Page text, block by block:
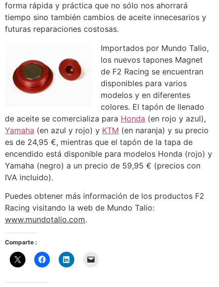
forma rápida y práctica que no sólo nos ahorrará
tiempo sino también cambios de aceite innecesarios y
futuras reparaciones costosas.
Importados por Mundo Talio,
los nuevos tapones Magnet
de F2 Racing se encuentran
disponibles para varios
modelos y en diferentes
colores. El tapón de llenado
de aceite se comercializa para Honda (en rojo y azul),
Yamaha (en azul y rojo) y KTM (en naranja) y su precio
es de 24,95 €, mientras que el tapón de la tapa de
encendido está disponible para modelos Honda (rojo) y
Yamaha (negro) a un precio de 59,95 € (precios con
IVA incluido).
Puedes obtener más información de los productos F2
Racing visitando la web de Mundo Talio:
www.mundotalio.com.
Comparte :